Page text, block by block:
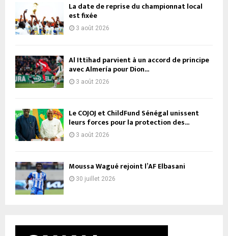
La date de reprise du championnat local
est fixée
3 août 2026
Al Ittihad parvient à un accord de principe
avec Almería pour Dion...
3 août 2026
Le COJOJ et ChildFund Sénégal unissent
leurs forces pour la protection des...
3 août 2026
Moussa Wagué rejoint l’AF Elbasani
30 juillet 2026